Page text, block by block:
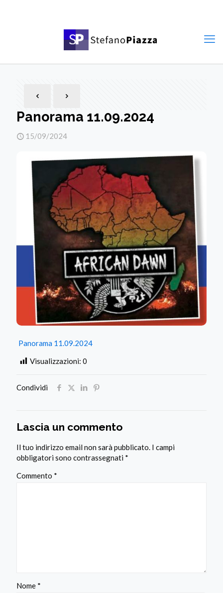
Panorama 11.09.2024
15/09/2024
Panorama 11.09.2024
Visualizzazioni: 0
Condividi
Lascia un commento
Il tuo indirizzo email non sarà pubblicato. I campi
obbligatori sono contrassegnati *
Commento *
Nome *